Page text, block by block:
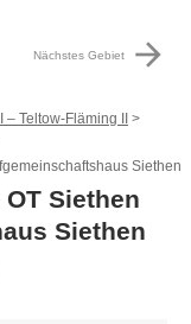
Nächstes Gebiet arrow_forward
– Teltow-Fläming II
Siethen
Siethen
Siethen